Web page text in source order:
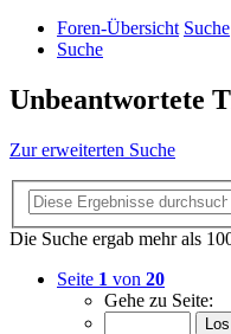
Foren-Übersicht Suche
Suche
Unbeantwortete
Zur erweiterten Suche
Die Suche ergab mehr als
Seite 1 von 20
Gehe zu Seite: